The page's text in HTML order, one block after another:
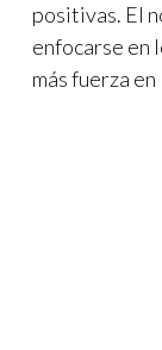
positivas. El
enfocarse en
más fuerza en